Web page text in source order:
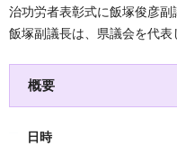
治功労者表彰式に飯塚俊彦副
飯塚副議長は、県議会を代表
概要
日時